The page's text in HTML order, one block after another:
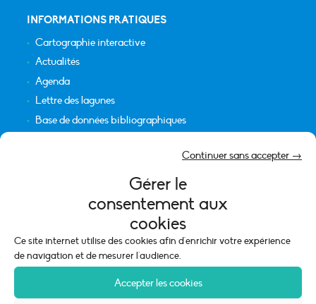
Gérer le
consentement aux
cookies
Ce site internet utilise des cookies afin d'enrichir votre expérience
de navigation et de mesurer l'audience.
Accepter les cookies
Continuer sans accepter →
INFORMATIONS PRATIQUES
Cartographie interactive
Actualités
Agenda
Lettre des lagunes
Base de données bibliographiques
Mentions légales
Politique de cookies (UE)